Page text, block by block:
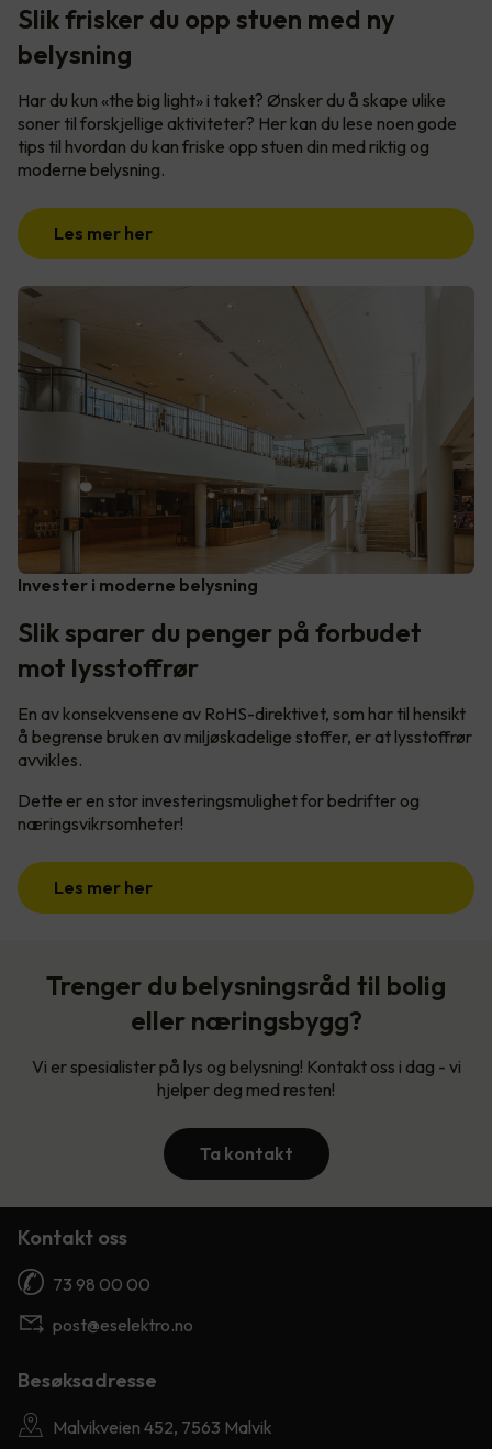
Slik frisker du opp stuen med ny
belysning
Har du kun «the big light» i taket? Ønsker du å skape ulike
soner til forskjellige aktiviteter? Her kan du lese noen gode
tips til hvordan du kan friske opp stuen din med riktig og
moderne belysning.
Les mer her
Invester i moderne belysning
Slik sparer du penger på forbudet
mot lysstoffrør
En av konsekvensene av RoHS-direktivet, som har til hensikt
å begrense bruken av miljøskadelige stoffer, er at lysstoffrør
avvikles.
Dette er en stor investeringsmulighet for bedrifter og
næringsvikrsomheter!
Les mer her
Trenger du belysningsråd til bolig
eller næringsbygg?
Vi er spesialister på lys og belysning! Kontakt oss i dag - vi
hjelper deg med resten!
Ta kontakt
Kontakt oss
73 98 00 00
post@eselektro.no
Besøksadresse
Malvikveien 452, 7563 Malvik